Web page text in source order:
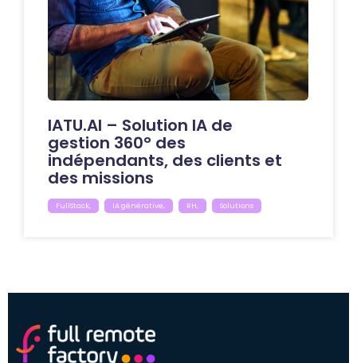
IATU.AI – Solution IA de
gestion 360° des
indépendants, des clients et
des missions
FullStack, IA générative, RH, Solutions